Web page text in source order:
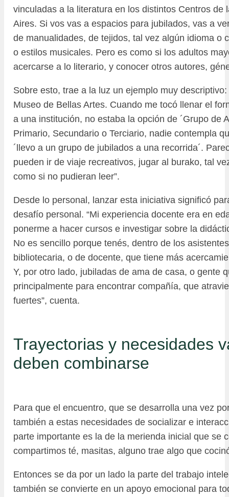
vinculadas a la literatura en los distintos Centros de
Aires. Si vos vas a espacios para jubilados, vas a
de manualidades, de tejidos, tal vez algún idioma o
o estilos musicales. Pero es como si los adultos
acercarse a lo literario, y conocer otros autores,
Sobre esto, trae a la luz un ejemplo muy descriptivo:
Museo de Bellas Artes. Cuando me tocó llenar el
a una institución, no estaba la opción de ´Grupo de
Primario, Secundario o Terciario, nadie contempla
´llevo a un grupo de jubilados a una recorrida´.
pueden ir de viaje recreativos, jugar al burako, tal
como si no pudieran leer”.
Desde lo personal, lanzar esta iniciativa significó
desafío personal. “Mi experiencia docente era en
ponerme a hacer cursos e investigar sobre la
No es sencillo porque tenés, dentro de los
bibliotecaria, o de docente, que tiene más
Y, por otro lado, jubiladas de ama de casa, o gente
principalmente para encontrar compañía, que
fuertes”, cuenta.
Trayectorias y necesidades
deben combinarse
Para que el encuentro, que se desarrolla una vez
también a estas necesidades de socializar e
parte importante es la de la merienda inicial que se
compartimos té, masitas, alguno trae algo que
Entonces se da por un lado la parte del trabajo
también se convierte en un apoyo emocional para